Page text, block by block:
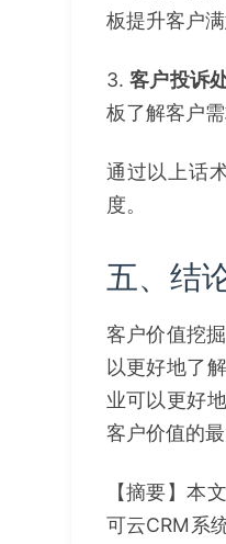
板提升客户
3. 客户投诉
板了解客户
通过以上话
度。
五、结
客户价值挖
以更好地了
业可以更好
客户价值的
【摘要】本
可云CRM系